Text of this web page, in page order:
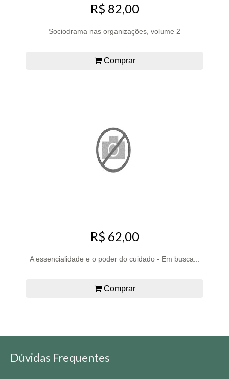
R$ 82,00
Sociodrama nas organizações, volume 2
Comprar
R$ 62,00
A essencialidade e o poder do cuidado - Em busca...
Comprar
Dúvidas Frequentes